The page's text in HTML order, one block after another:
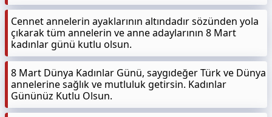
Cennet annelerin ayaklarının altındadır sözünden yola
çıkarak tüm annelerin ve anne adaylarının 8 Mart
kadınlar günü kutlu olsun.
8 Mart Dünya Kadınlar Günü, saygıdeğer Türk ve Dünya
annelerine sağlık ve mutluluk getirsin. Kadınlar
Gününüz Kutlu Olsun.